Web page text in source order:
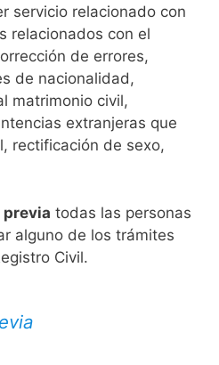
servicio relacionado con
relacionados con el
de errores,
de nacionalidad,
matrimonio civil,
extranjeras que
rectificación de sexo,
todas las personas
alguno de los trámites
Civil.​